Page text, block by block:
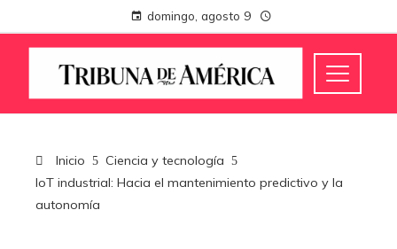
domingo, agosto 9
Inicio
Ciencia y tecnología
IoT industrial: Hacia el mantenimiento predictivo y la
autonomía